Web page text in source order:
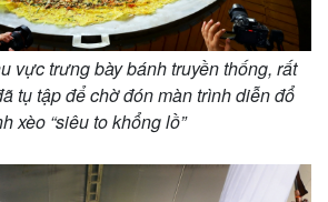
vực trưng bày bánh truyền thống, rất
tụ tập để chờ đón màn trình diễn đổ
xèo “siêu to khổng lồ”